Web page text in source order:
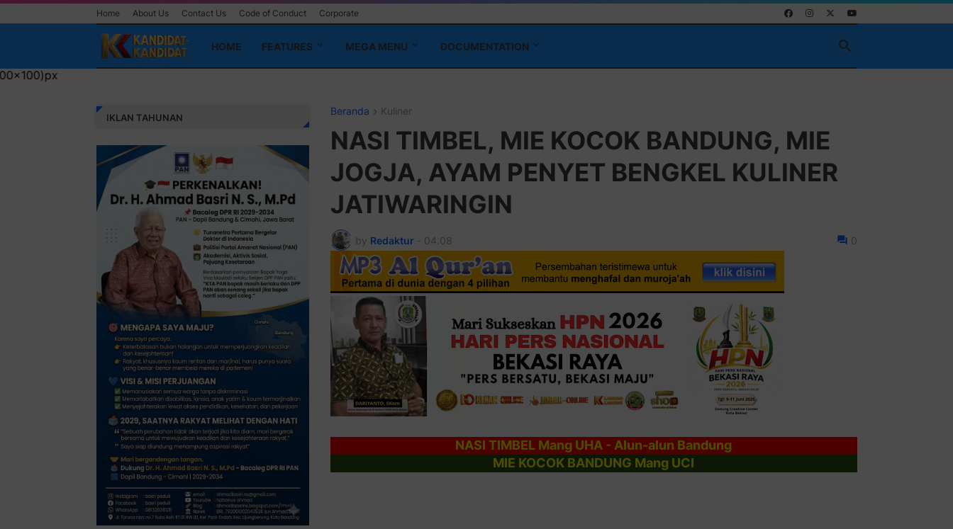
Home About Us Contact Us Code of Conduct Corporate
HOME FEATURES MEGA MENU DOCUMENTATION
Beranda Kuliner
NASI TIMBEL, MIE KOCOK BANDUNG, MIE
JOGJA, AYAM PENYET BENGKEL KULINER
JATIWARINGIN
by Redaktur - 04.08 0
NASI TIMBEL Mang UHA - Alun-alun Bandung
MIE KOCOK BANDUNG Mang UCI
IKLAN TAHUNAN